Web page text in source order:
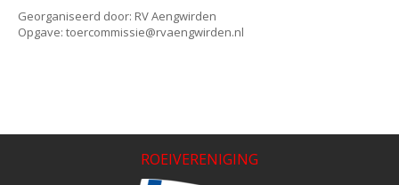
Georganiseerd door: RV Aengwirden
Opgave: eissimmocreot@rvaengwirden.nl
ROEIVERENIGING